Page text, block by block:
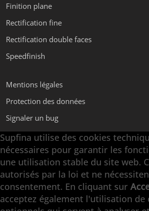
Finition plane
Rectification fine
Rectification double faces
Speedfinish
Mentions légales
Protection des données
Signaler un bug
Supfina Appareils de Superfinition
Supfina Partner Portal
Supfina Grieshaber GmbH & Co.
Schmelzegrün 7
77709 Wolfach / Allemagne
Supfina utilise des cookies
nécessaires pour garantir les
une utilisation stable du site web.
autorisés par la loi et ne
consentement. En cliquant sur
acceptez également l'utilisation de